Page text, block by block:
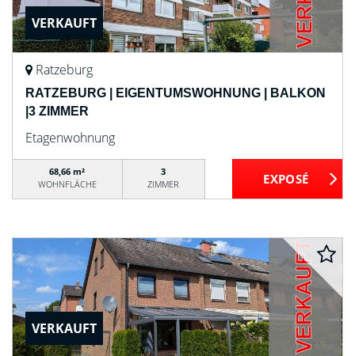
VERKAUFT
Ratzeburg
RATZEBURG | EIGENTUMSWOHNUNG | BALKON
|3 ZIMMER
Etagenwohnung
68,66 m²
WOHNFLÄCHE
3
ZIMMER
VERKAUFT